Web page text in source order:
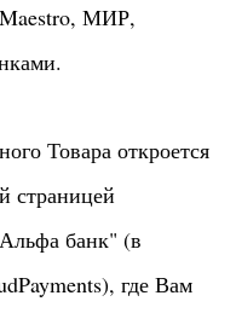
МИР,
Товара откроется
страницей
банк" (в
где Вам